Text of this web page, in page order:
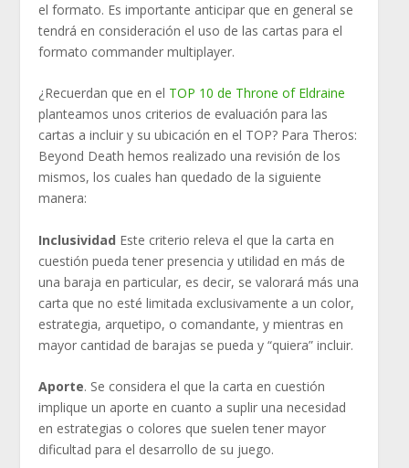
el formato. Es importante anticipar que en general se
tendrá en consideración el uso de las cartas para el
formato commander multiplayer.
¿Recuerdan que en el TOP 10 de Throne of Eldraine
planteamos unos criterios de evaluación para las
cartas a incluir y su ubicación en el TOP? Para Theros:
Beyond Death hemos realizado una revisión de los
mismos, los cuales han quedado de la siguiente
manera:
Inclusividad Este criterio releva el que la carta en
cuestión pueda tener presencia y utilidad en más de
una baraja en particular, es decir, se valorará más una
carta que no esté limitada exclusivamente a un color,
estrategia, arquetipo, o comandante, y mientras en
mayor cantidad de barajas se pueda y “quiera” incluir.
Aporte. Se considera el que la carta en cuestión
implique un aporte en cuanto a suplir una necesidad
en estrategias o colores que suelen tener mayor
dificultad para el desarrollo de su juego.